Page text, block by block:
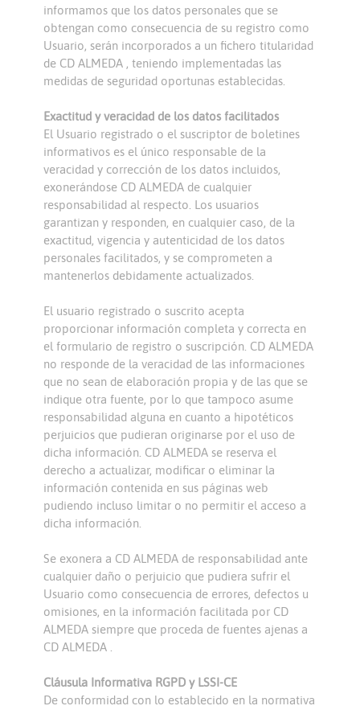
informamos que los datos personales que se
obtengan como consecuencia de su registro como
Usuario, serán incorporados a un fichero titularidad
de CD ALMEDA , teniendo implementadas las
medidas de seguridad oportunas establecidas.
Exactitud y veracidad de los datos facilitados
El Usuario registrado o el suscriptor de boletines
informativos es el único responsable de la
veracidad y corrección de los datos incluidos,
exonerándose CD ALMEDA de cualquier
responsabilidad al respecto. Los usuarios
garantizan y responden, en cualquier caso, de la
exactitud, vigencia y autenticidad de los datos
personales facilitados, y se comprometen a
mantenerlos debidamente actualizados.
El usuario registrado o suscrito acepta
proporcionar información completa y correcta en
el formulario de registro o suscripción. CD ALMEDA
no responde de la veracidad de las informaciones
que no sean de elaboración propia y de las que se
indique otra fuente, por lo que tampoco asume
responsabilidad alguna en cuanto a hipotéticos
perjuicios que pudieran originarse por el uso de
dicha información. CD ALMEDA se reserva el
derecho a actualizar, modificar o eliminar la
información contenida en sus páginas web
pudiendo incluso limitar o no permitir el acceso a
dicha información.
Se exonera a CD ALMEDA de responsabilidad ante
cualquier daño o perjuicio que pudiera sufrir el
Usuario como consecuencia de errores, defectos u
omisiones, en la información facilitada por CD
ALMEDA siempre que proceda de fuentes ajenas a
CD ALMEDA .
Cláusula Informativa RGPD y LSSI-CE
De conformidad con lo establecido en la normativa